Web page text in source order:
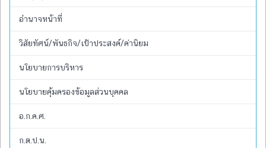
อำนาจหน้าที่
วิสัยทัศน์/พันธกิจ/เป้าประสงค์/ค่านิยม
นโยบายการบริหาร
นโยบายคุ้มครองข้อมูลส่วนบุคคล
อ.ก.ค.ศ.
ก.ต.ป.น.